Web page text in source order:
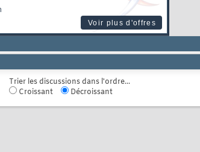
Voir plus d'offres
Trier les discussions dans l'ordre...
Croissant
Décroissant